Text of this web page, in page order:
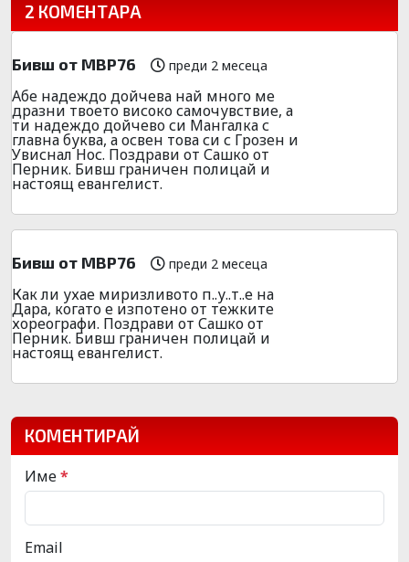
2 КОМЕНТАРА
Бивш от МВР76 преди 2 месеца
Абе надеждо дойчева най много ме
дразни твоето високо самочувствие, а
ти надеждо дойчево си Мангалка с
главна буква, а освен това си с Грозен и
Увиснал Нос. Поздрави от Сашко от
Перник. Бивш граничен полицай и
настоящ евангелист.
Бивш от МВР76 преди 2 месеца
Как ли ухае миризливото п..у..т..е на
Дара, когато е изпотено от тежките
хореографи. Поздрави от Сашко от
Перник. Бивш граничен полицай и
настоящ евангелист.
КОМЕНТИРАЙ
Име*
Email